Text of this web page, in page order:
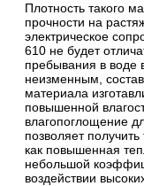
Плотность такого
прочности на
электрическое
610 не будет
пребывания в воде
неизменным,
материала
повышенной
влагопоглощение
позволяет
как повышенная
небольшой
воздействии